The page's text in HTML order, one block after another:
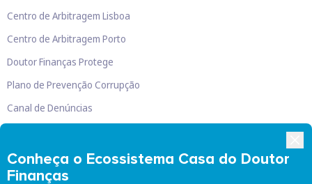
Conheça o Ecossistema Casa do Doutor
Finanças
Centro de Arbitragem Lisboa
Centro de Arbitragem Porto
Doutor Finanças Protege
Plano de Prevenção Corrupção
Canal de Denúncias